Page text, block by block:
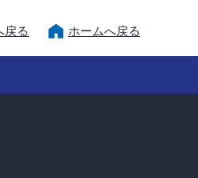
戻る ホームへ戻る